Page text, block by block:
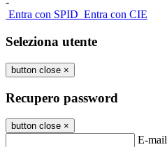
Entra con SPID Entra con CIE
Seleziona utente
button close ×
Recupero password
button close ×
E-mail